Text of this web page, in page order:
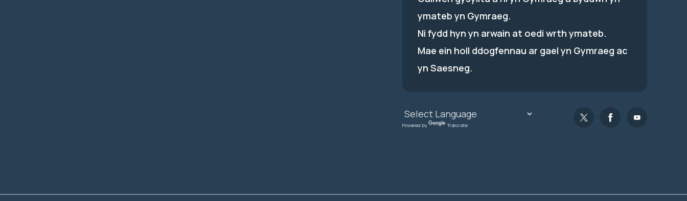
ymateb yn Gymraeg.
Ni fydd hyn yn arwain at oedi wrth ymateb.
Mae ein holl ddogfennau ar gael yn Gymraeg ac
yn Saesneg.
Powered by Translate